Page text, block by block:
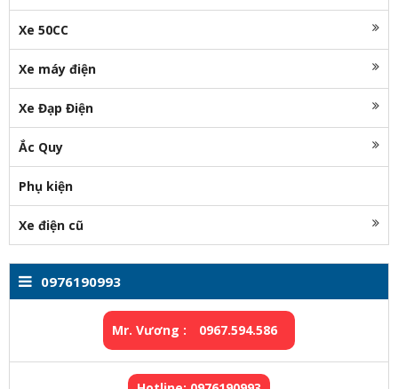
Xe 50CC
Xe máy điện
Xe Đạp Điện
Ắc Quy
Phụ kiện
Xe điện cũ
0976190993
Mr. Vương : 0967.594.586